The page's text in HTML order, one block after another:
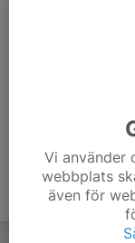
Vi använder
webbplats
även för